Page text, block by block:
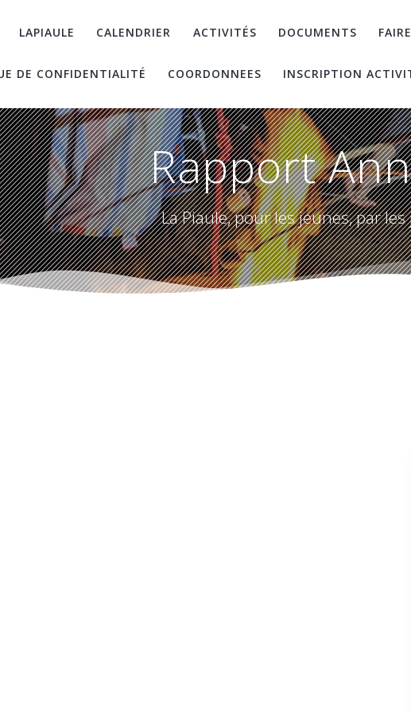
LAPIAULE CALENDRIER ACTIVITÉS DOCUMENTS
DE CONFIDENTIALITÉ COORDONNEES INSCRIPTION
Rapport
La Piaule, pour les jeunes, par